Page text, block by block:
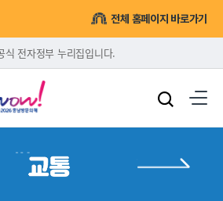
전체 홈페이지 바로가기
식 전자정부 누리집입니다.